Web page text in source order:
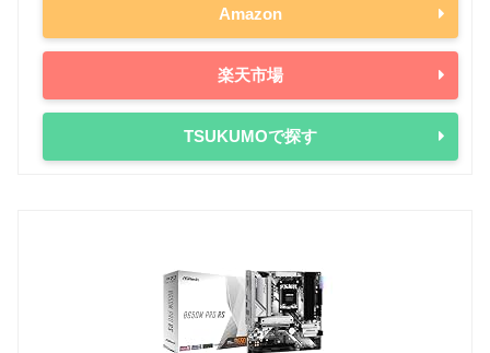
Amazon
楽天市場
TSUKUMOで探す